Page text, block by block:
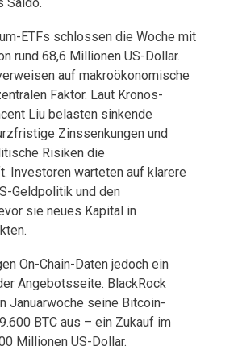
ETFs schlossen die Woche mit
rund 68,6 Millionen US-Dollar.
auf makroökonomische
Faktor. Laut Kronos-
Liu belasten sinkende
Zinssenkungen und
Risiken die
Investoren warteten auf klarere
Geldpolitik und den
sie neues Kapital in
On-Chain-Daten jedoch ein
Angebotsseite. BlackRock
Januarwoche seine Bitcoin-
BTC aus – ein Zukauf im
Millionen US-Dollar.